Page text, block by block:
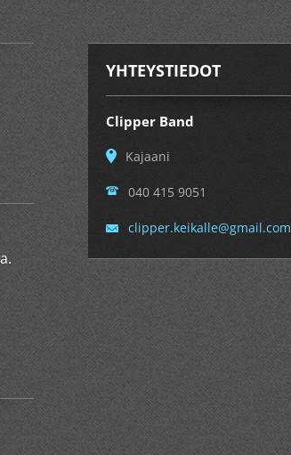
YHTEYSTIEDOT
Clipper Band
Kajaani
040 415 9051
clipper.keikalle@gmail.com